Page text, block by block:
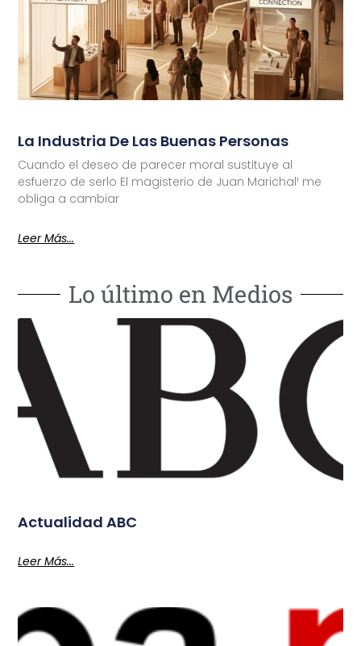
La Industria De Las Buenas Personas
Cuando el deseo de parecer moral sustituye al
esfuerzo de serlo El magisterio de Juan Marichal¹ me
obliga a cambiar
Leer Más...
Lo último en Medios
Actualidad ABC
Leer Más...